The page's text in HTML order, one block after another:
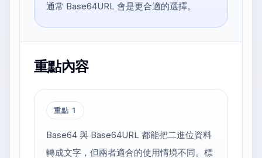
通常 Base64URL 會是更合適的選擇。
重點內容
重點 1
Base64 與 Base64URL 都能把二進位資料
轉成文字，但兩者適合的使用情境不同。標